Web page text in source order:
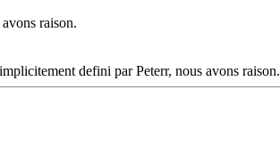
raison.
defini par Peterr, nous avons raison.